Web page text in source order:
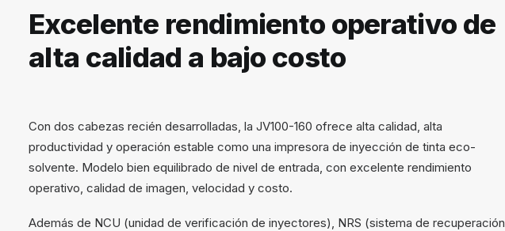
Excelente rendimiento operativo de
alta calidad a bajo costo
Con dos cabezas recién desarrolladas, la JV100-160 ofrece alta calidad, alta
productividad y operación estable como una impresora de inyección de tinta eco-
solvente. Modelo bien equilibrado de nivel de entrada, con excelente rendimiento
operativo, calidad de imagen, velocidad y costo.
Además de NCU (unidad de verificación de inyectores), NRS (sistema de recuperación